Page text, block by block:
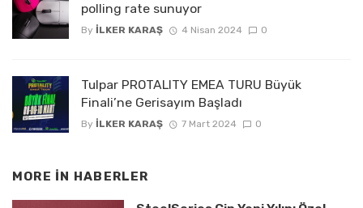
polling rate sunuyor
By İLKER KARAŞ 4 Nisan 2024 0
Tulpar PROTALITY EMEA TURU Büyük
Finali’ne Gerisayım Başladı
By İLKER KARAŞ 7 Mart 2024 0
MORE IN HABERLER